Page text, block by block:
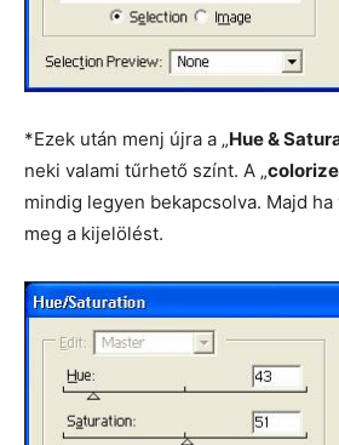
*Ezek után menj újra a „Hue &
neki valami tűrhető színt. A „colorize
mindig legyen bekapcsolva. Majd
meg a kijelölést.